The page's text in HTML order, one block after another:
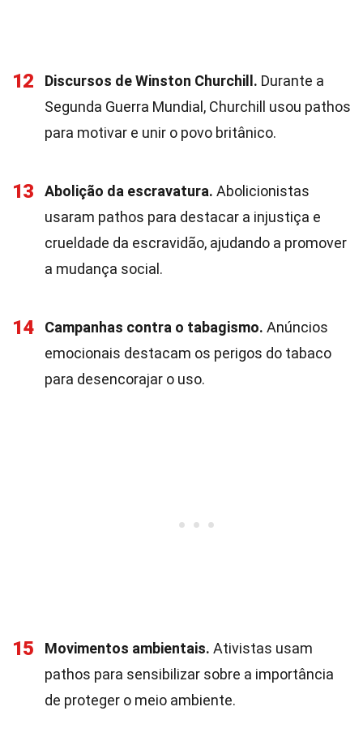
12 Discursos de Winston Churchill. Durante a
Segunda Guerra Mundial, Churchill usou pathos
para motivar e unir o povo britânico.
13 Abolição da escravatura. Abolicionistas
usaram pathos para destacar a injustiça e
crueldade da escravidão, ajudando a promover
a mudança social.
14 Campanhas contra o tabagismo. Anúncios
emocionais destacam os perigos do tabaco
para desencorajar o uso.
15 Movimentos ambientais. Ativistas usam
pathos para sensibilizar sobre a importância
de proteger o meio ambiente.